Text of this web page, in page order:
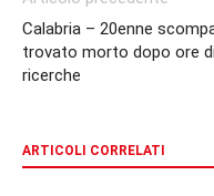
Calabria – 20enne
trovato morto dopo ore di
ricerche
ARTICOLI CORRELATI